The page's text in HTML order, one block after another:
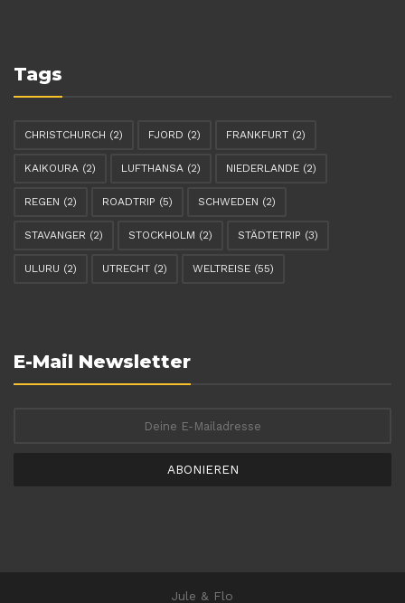
Tags
CHRISTCHURCH (2) FJORD (2) FRANKFURT (2)
KAIKOURA (2) LUFTHANSA (2) NIEDERLANDE (2)
REGEN (2) ROADTRIP (5) SCHWEDEN (2)
STAVANGER (2) STOCKHOLM (2) STÄDTETRIP (3)
ULURU (2) UTRECHT (2) WELTREISE (55)
E-Mail Newsletter
ABONIEREN
Jule & Flo